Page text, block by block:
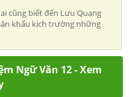
cũng biết đến Lưu Quang
khấu kịch trường những
Ngữ Văn 12 - Xem